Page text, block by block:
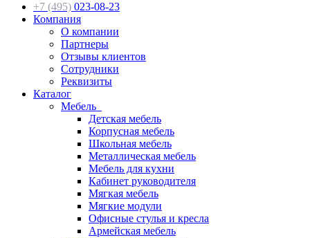
+7 (495) 023-08-23
Компания
О компании
Партнеры
Отзывы клиентов
Сотрудники
Реквизиты
Каталог
Мебель
Детская мебель
Корпусная мебель
Школьная мебель
Металлическая мебель
Мебель для кухни
Кабинет руководителя
Мягкая мебель
Мягкие модули
Офисные стулья и кресла
Армейская мебель